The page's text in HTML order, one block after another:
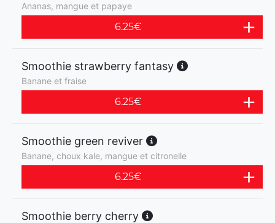
Ananas, mangue et papaye
6.25€
Smoothie strawberry fantasy
Banane et fraise
6.25€
Smoothie green reviver
Banane, choux kale, mangue et citronelle
6.25€
Smoothie berry cherry